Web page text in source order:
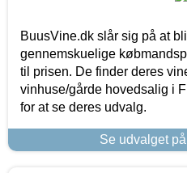
BuusVine.dk slår sig på at
gennemskuelige
til prisen. De finder deres
vinhuse/gårde hovedsalig i
for at se deres udvalg.
Se udvalget